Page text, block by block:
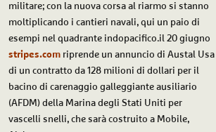
militare; con la nuova corsa al riarmo si stanno
moltiplicando i cantieri navali, qui un paio di
esempi nel quadrante indopacifico.il 20 giugno
stripes.com riprende un annuncio di Austal Usa
di un contratto da 128 milioni di dollari per il
bacino di carenaggio galleggiante ausiliario
(AFDM) della Marina degli Stati Uniti per
vascelli snelli, che sarà costruito a Mobile,